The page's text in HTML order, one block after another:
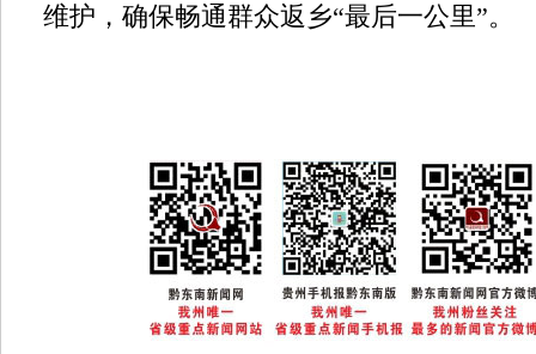
维护，确保畅通群众返乡“最后一公里”。